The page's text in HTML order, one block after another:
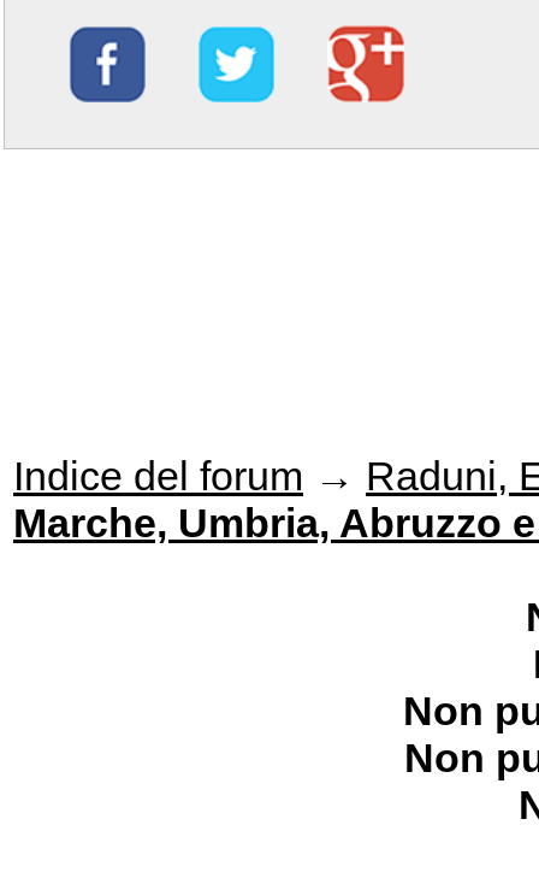
Indice del forum → Raduni,
Marche, Umbria, Abruzzo
Non
Non